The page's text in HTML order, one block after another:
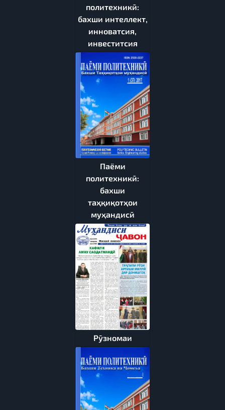
политехникӣ:
бахши интеллект,
инноватсия,
инвеститсия
Паёми
политехникӣ:
бахши
таҳқиқотҳои
муҳандисӣ
Рӯзномаи